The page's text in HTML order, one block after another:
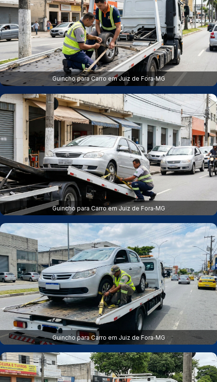
Guincho para Carro em Juiz de Fora‑MG
Guincho para Carro em Juiz de Fora‑MG
Guincho para Carro em Juiz de Fora‑MG